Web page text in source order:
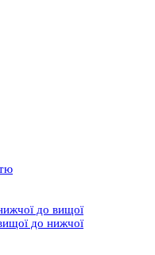
до вищої
до нижчої